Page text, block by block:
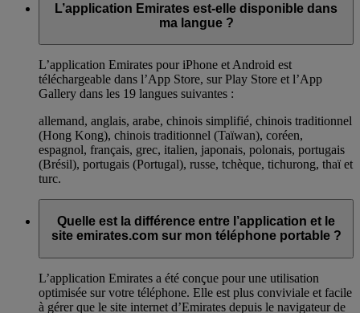
L’application Emirates est-elle disponible dans
ma langue ?
L’application Emirates pour iPhone et Android est
téléchargeable dans l’App Store, sur Play Store et l’App
Gallery dans les 19 langues suivantes :
allemand, anglais, arabe, chinois simplifié, chinois traditionnel
(Hong Kong), chinois traditionnel (Taïwan), coréen,
espagnol, français, grec, italien, japonais, polonais, portugais
(Brésil), portugais (Portugal), russe, tchèque, tichurong, thaï et
turc.
Quelle est la différence entre l’application et le
site emirates.com sur mon téléphone portable ?
L’application Emirates a été conçue pour une utilisation
optimisée sur votre téléphone. Elle est plus conviviale et facile
à gérer que le site internet d’Emirates depuis le navigateur de